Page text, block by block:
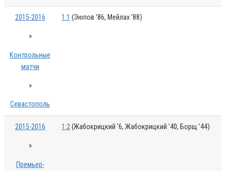
2015-2016
»
Контрольные
матчи
»
Севастополь
1:1 (Эюпов '86, Мейлах '88)
2015-2016
»
Премьер-
1:2(Жабокрицкий '6, Жабокрицкий '40, Борщ '44)